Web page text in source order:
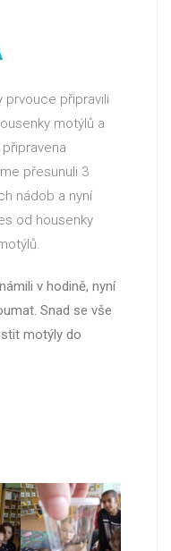
prvouce připravili
motýlů a
přesunuli 3
nádob a nyní
od housenky
v hodině, nyní
Snad se vše
motýly do